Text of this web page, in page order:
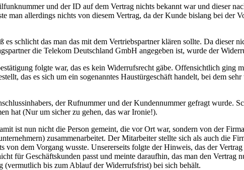
und der ID auf dem Vertrag nichts bekannt war und dieser
man allerdings nichts von diesem Vertrag, da der Kunde bislang bei der
schlicht das man das mit dem Vertriebspartner klären sollte. Da
die Telekom Deutschland GmbH angegeben ist, wurde der
folgte war, das es kein Widerrufsrecht gäbe. Offensichtlich ging
das es sich um ein sogenanntes Haustürgeschäft handelt, bei dem
der Rufnummer und der Kundennummer gefragt wurde.
hat (Nur um sicher zu gehen, das war Ironie!).
ist nun nicht die Person gemeint, die vor Ort war, sondern von der
zusammenarbeitet. Der Mitarbeiter stellte sich als auch die
dem Vorgang wusste. Unsererseits folgte der Hinweis, das der
für Geschäftskunden passt und meinte daraufhin, das man den
(vermutlich bis zum Ablauf der Widerrufsfrist) bei sich behält.